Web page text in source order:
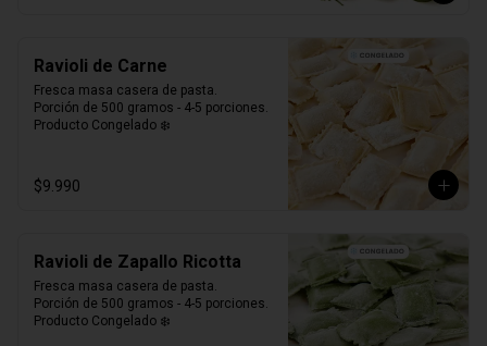
Ravioli de Carne
Fresca masa casera de pasta.
Porción de 500 gramos - 4-5 porciones.
Producto Congelado ❄️
$9.990
Ravioli de Zapallo Ricotta
Fresca masa casera de pasta.
Porción de 500 gramos - 4-5 porciones.
Producto Congelado ❄️